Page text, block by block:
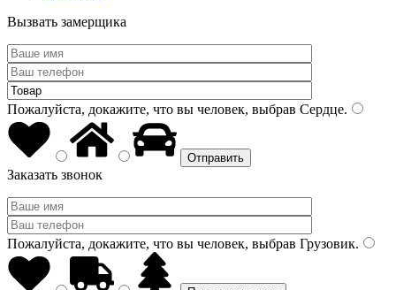
Вызвать замерщика
Пожалуйста, докажите, что вы человек, выбрав Сердце.
Заказать звонок
Пожалуйста, докажите, что вы человек, выбрав Грузовик.